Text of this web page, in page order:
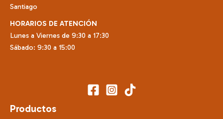
Santiago
HORARIOS DE ATENCIÓN
Lunes a Viernes de 9:30 a 17:30
Sábado: 9:30 a 15:00
Productos